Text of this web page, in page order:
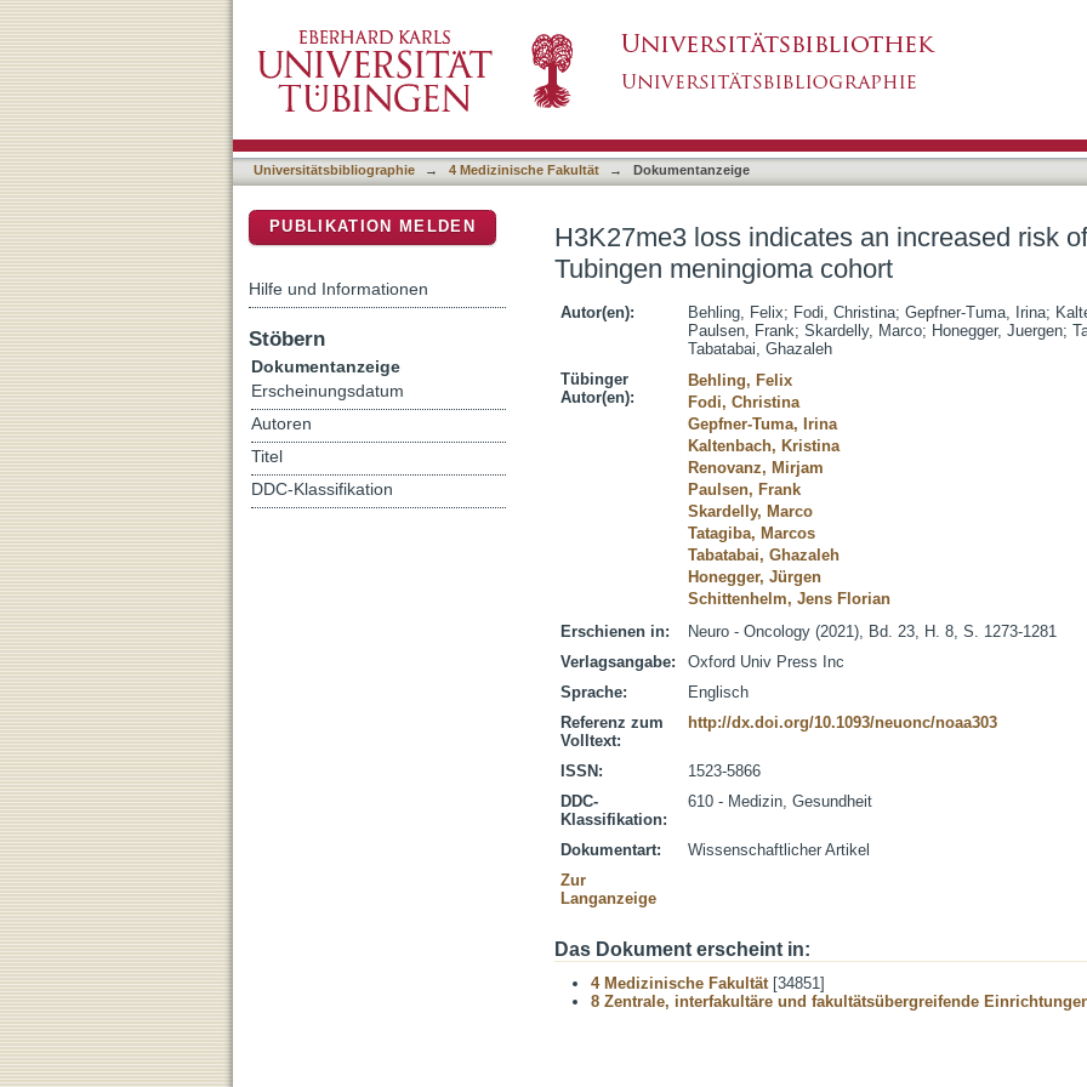
H3K27me3 loss indicates an increased risk of recurrence in the
Universitätsbibliographie → 4 Medizinische Fakultät → Dokumentanzeige
H3K27me3 loss indicates an increased risk
Tubingen meningioma cohort
Autor(en): Behling, Felix; Fodi, Christina; Gepfner-Tuma, Irina;
Paulsen, Frank; Skardelly, Marco; Honegger, Juergen;
Tabatabai, Ghazaleh
Tübinger
Autor(en):
Behling, Felix
Fodi, Christina
Gepfner-Tuma, Irina
Kaltenbach, Kristina
Renovanz, Mirjam
Paulsen, Frank
Skardelly, Marco
Tatagiba, Marcos
Tabatabai, Ghazaleh
Honegger, Jürgen
Schittenhelm, Jens Florian
Erschienen in:
Neuro - Oncology (2021), Bd. 23, H. 8, S. 1273-1281
Verlagsangabe:
Oxford Univ Press Inc
Sprache:
Englisch
Referenz zum
Volltext:
http://dx.doi.org/10.1093/neuonc/noaa303
ISSN:
1523-5866
DDC-
Klassifikation:
610 - Medizin, Gesundheit
Dokumentart:
Wissenschaftlicher Artikel
Zur
Langanzeige
Das Dokument erscheint in:
4 Medizinische Fakultät[34851]
8 Zentrale, interfakultäre und fakultätsübergreifende
PUBLIKATION MELDEN
Hilfe und Informationen
Stöbern
Dokumentanzeige
Erscheinungsdatum
Autoren
Titel
DDC-Klassifikation